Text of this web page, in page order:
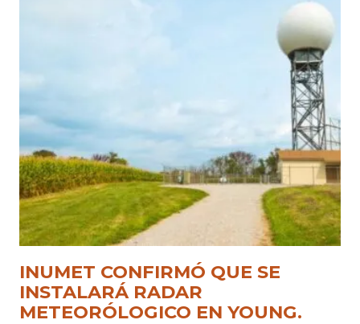
INUMET CONFIRMÓ QUE SE
INSTALARÁ RADAR
METEORÓLOGICO EN YOUNG.